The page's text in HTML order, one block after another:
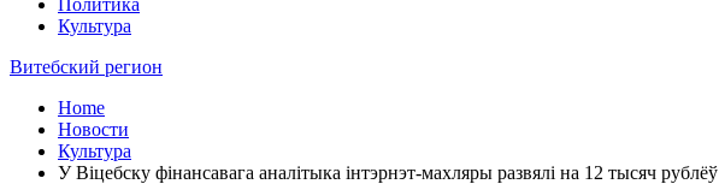
Политика
Культура
Витебский регион
Home
Новости
Культура
У Віцебску фінансавага аналітыка інтэрнэт-махляры развялі на 12 тысяч рублёў